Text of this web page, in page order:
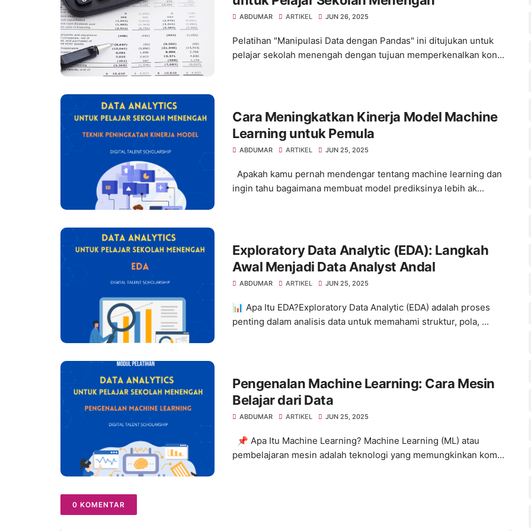
ABDUMAR ARTIKEL JUN 26, 2025
Pelatihan "Manipulasi Data dengan Pandas" ini ditujukan untuk
pelajar sekolah menengah dengan tujuan memperkenalkan kon...
Cara Meningkatkan Kinerja Model Machine
Learning untuk Pemula
ABDUMAR ARTIKEL JUN 25, 2025
Apakah kamu pernah mendengar tentang machine learning dan
ingin tahu bagaimana membuat model prediksinya lebih ak...
Exploratory Data Analytic (EDA): Langkah
Awal Menjadi Data Analyst Andal
ABDUMAR ARTIKEL JUN 25, 2025
📊 Apa Itu EDA?Exploratory Data Analytic (EDA) adalah proses
penting dalam analisis data untuk memahami struktur, pola, ...
Pengenalan Machine Learning: Cara Mesin
Belajar dari Data
ABDUMAR ARTIKEL JUN 25, 2025
📌 Apa Itu Machine Learning? Machine Learning (ML) atau
pembelajaran mesin adalah teknologi yang memungkinkan kom...
0 KOMENTAR